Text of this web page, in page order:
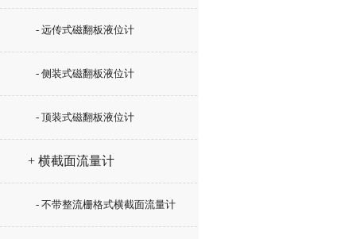
- 远传式磁翻板液位计
- 侧装式磁翻板液位计
- 顶装式磁翻板液位计
+ 横截面流量计
- 不带整流栅格式横截面流量计